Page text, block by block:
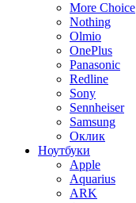
More Choice
Nothing
Olmio
OnePlus
Panasonic
Redline
Sony
Sennheiser
Samsung
Оклик
Ноутбуки
Apple
Aquarius
ARK